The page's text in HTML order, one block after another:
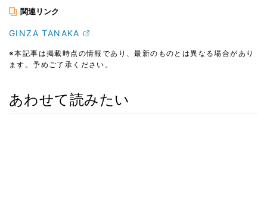
関連リンク
GINZA TANAKA
※本記事は掲載時点の情報であり、最新のものとは異なる場合があり
ます。予めご了承ください。
あわせて読みたい